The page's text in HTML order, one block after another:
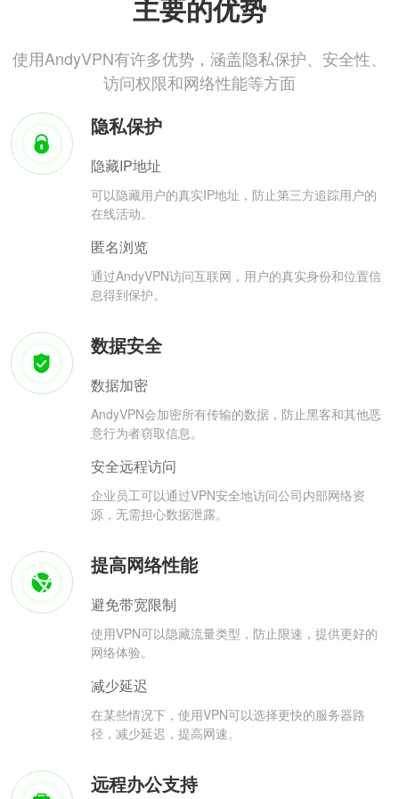
主要的优势
使用AndyVPN有许多优势，涵盖隐私保护、安全性、
访问权限和网络性能等方面
隐私保护
隐藏IP地址
可以隐藏用户的真实IP地址，防止第三方追踪用户的
在线活动。
匿名浏览
通过AndyVPN访问互联网，用户的真实身份和位置信
息得到保护。
数据安全
数据加密
AndyVPN会加密所有传输的数据，防止黑客和其他恶
意行为者窃取信息。
安全远程访问
企业员工可以通过VPN安全地访问公司内部网络资
源，无需担心数据泄露。
提高网络性能
避免带宽限制
使用VPN可以隐藏流量类型，防止限速，提供更好的
网络体验。
减少延迟
在某些情况下，使用VPN可以选择更快的服务器路
径，减少延迟，提高网速。
远程办公支持